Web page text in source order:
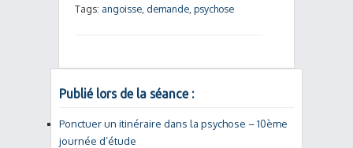
Tags: angoisse demande psychose
Publié lors de la séance :
Ponctuer un itinéraire dans la psychose – 10ème
journée d’étude